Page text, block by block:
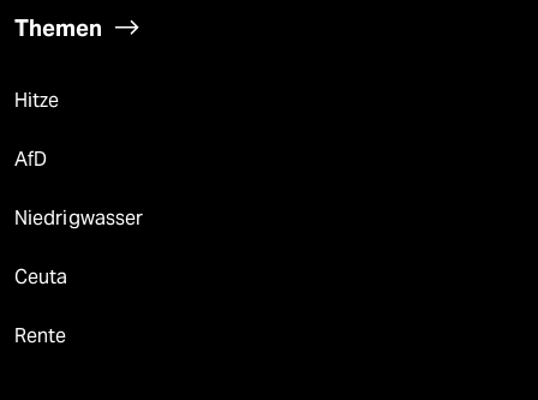
Themen
Hitze
AfD
Niedrigwasser
Ceuta
Rente